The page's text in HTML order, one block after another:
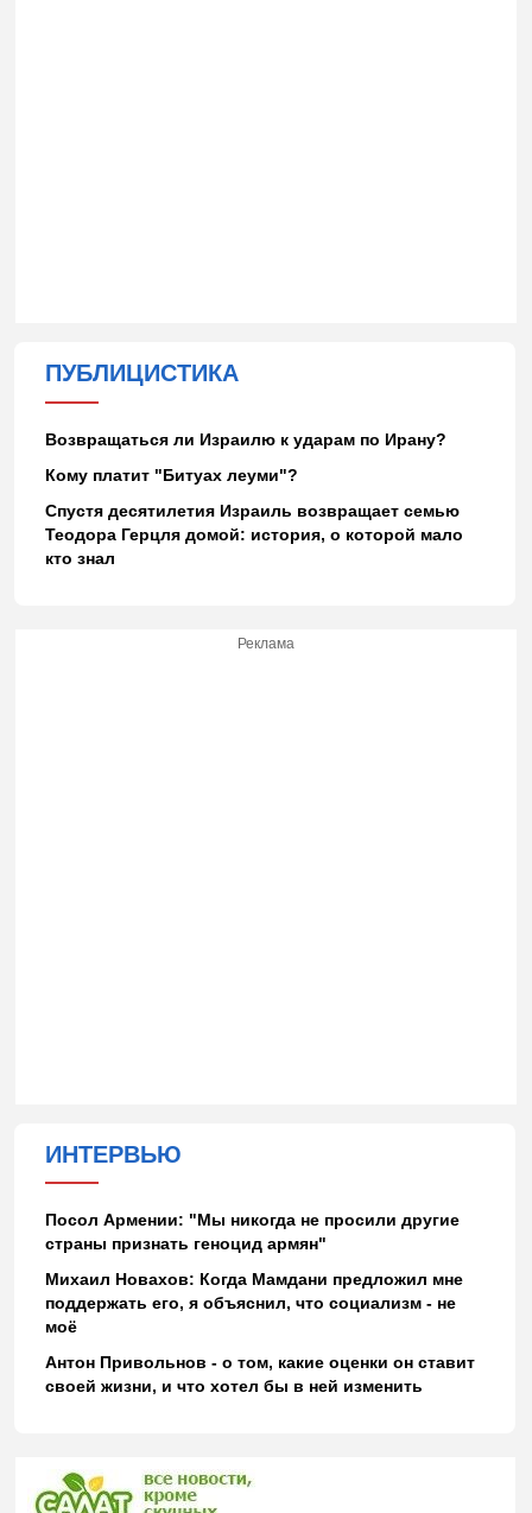
ПУБЛИЦИСТИКА
Возвращаться ли Израилю к ударам по Ирану?
Кому платит "Битуах леуми"?
Спустя десятилетия Израиль возвращает семью
Теодора Герцля домой: история, о которой мало
кто знал
Реклама
ИНТЕРВЬЮ
Посол Армении: "Мы никогда не просили другие
страны признать геноцид армян"
Михаил Новахов: Когда Мамдани предложил мне
поддержать его, я объяснил, что социализм - не
моё
Антон Привольнов - о том, какие оценки он ставит
своей жизни, и что хотел бы в ней изменить